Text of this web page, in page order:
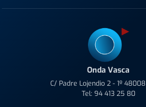
Onda Vasca
C/ Padre Lojendio 2 - 1º
Tel: 94 413 25 80